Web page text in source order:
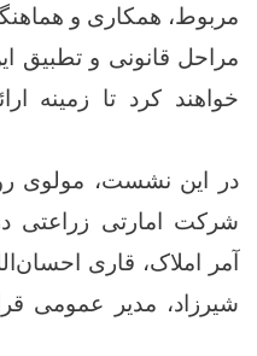
مربوط، همکاری و
مراحل قانونی و تطبیق
خواهند کرد تا زمینه
در این نشست، مولوی
شرکت امارتی زراعتی
آمر املاک، قاری
شیرزاد، مدیر عمومی